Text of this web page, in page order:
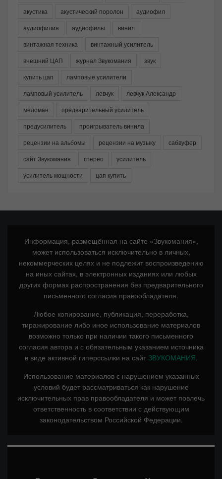
акустика
акустический поролон
аудиофил
аудиофилия
аудиофилы
винил
винтажная техника
винтажный усилитель
внешний ЦАП
журнал Звукомания
звук
купить цап
ламповые усилители
ламповый усилитель
левчук
левчук Александр
меломан
предварительный усилитель
предусилитель
проигрыватель винила
рецензии на альбомы
рецензии на музыку
сабвуфер
сайт Звукомания
стерео
усилитель
усилитель мощности
цап купить
Информация, размещённая на сайте «Звукомания»,
может использоваться исключительно в личных,
некоммерческих целях и не подлежит воспроизведению
на иных сайтах, в электронных изданиях или любых
других формах распространения без предварительного
письменного согласия правообладателя.
Любое копирование, публикация, переработка,
тиражирование либо иное использование материалов
возможно только при наличии такого письменного
согласия автора и с обязательным указанием источника
в виде активной гиперссылки на сайт ЗВУКОМАНИЯ.
Использование материалов с нарушением указанных
условий будет рассматриваться как нарушение
исключительных прав правообладателя и может повлечь
ответственность в соответствии с действующим
законодательством Российской Федерации.